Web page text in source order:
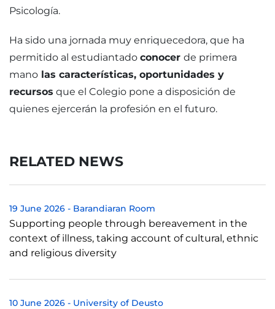
Psicología.
Ha sido una jornada muy enriquecedora, que ha
permitido al estudiantado conocer de primera
mano las características, oportunidades y
recursos que el Colegio pone a disposición de
quienes ejercerán la profesión en el futuro.
RELATED NEWS
19 June 2026 - Barandiaran Room
Supporting people through bereavement in the
context of illness, taking account of cultural, ethnic
and religious diversity
10 June 2026 - University of Deusto